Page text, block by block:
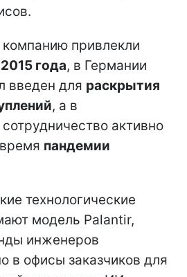
привлекли
года, в Германии
введен для раскрытия
, а в
активно
пандемии
технологические
модель Palantir,
инженеров
в офисы заказчиков для